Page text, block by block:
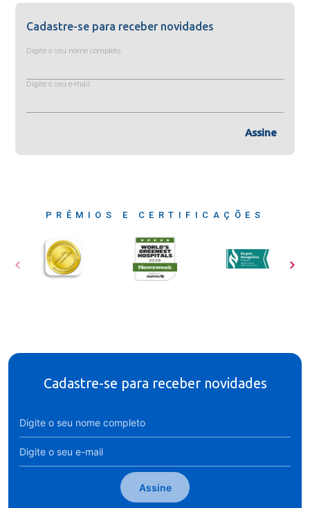
Cadastre-se para receber novidades
Digite o seu nome completo
Digite o seu e-mail
Assine
PRÊMIOS E CERTIFICAÇÕES
Cadastre-se para receber novidades
Assine